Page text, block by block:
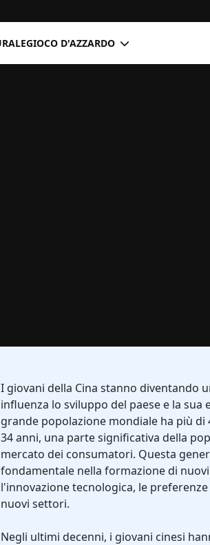
GIOCO D'AZZARDO
I giovani della Cina stanno diventando
influenza lo sviluppo del paese e la sua
grande popolazione mondiale ha più di
34 anni, una parte significativa della
mercato dei consumatori. Questa
fondamentale nella formazione di
l'innovazione tecnologica, le
nuovi settori.
Negli ultimi decenni, i giovani cinesi